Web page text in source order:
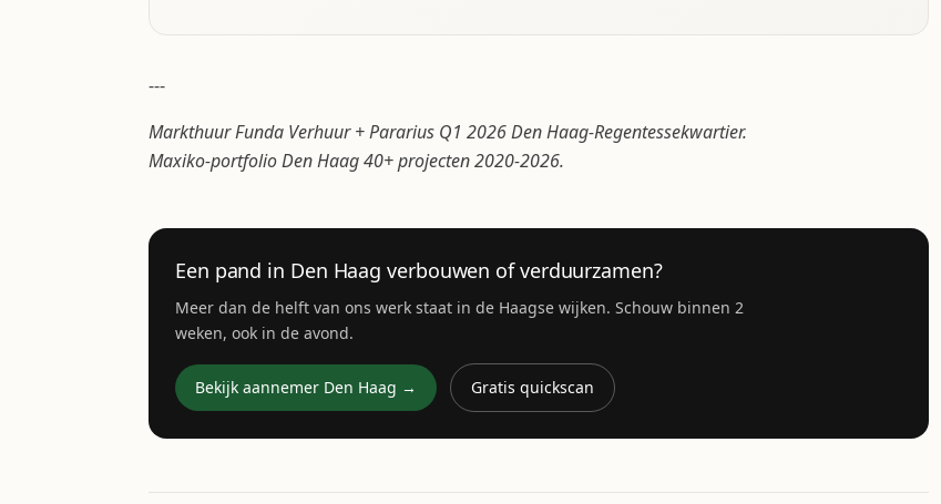
---
Markthuur Funda Verhuur + Pararius Q1 2026 Den Haag-Regentessekwartier.
Maxiko-portfolio Den Haag 40+ projecten 2020-2026.
Een pand in Den Haag verbouwen of verduurzamen?
Meer dan de helft van ons werk staat in de Haagse wijken. Schouw binnen 2
weken, ook in de avond.
Bekijk aannemer Den Haag → Gratis quickscan